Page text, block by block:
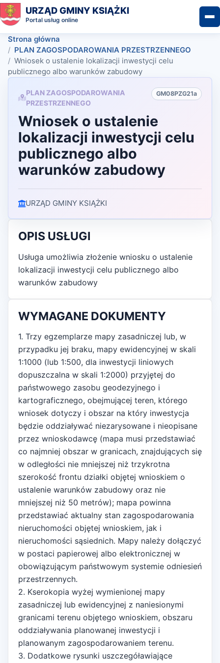
URZĄD GMINY KSIĄŻKI
Portal usług online
Strona główna
PLAN ZAGOSPODAROWANIA PRZESTRZENNEGO
Wniosek o ustalenie lokalizacji inwestycji celu
publicznego albo warunków zabudowy
PLAN ZAGOSPODAROWANIA
PRZESTRZENNEGO
GM08PZG21a
Wniosek o ustalenie
lokalizacji inwestycji celu
publicznego albo
warunków zabudowy
URZĄD GMINY KSIĄŻKI
OPIS USŁUGI
Usługa umożliwia złożenie wniosku o ustalenie
lokalizacji inwestycji celu publicznego albo
warunków zabudowy
WYMAGANE DOKUMENTY
1. Trzy egzemplarze mapy zasadniczej lub, w
przypadku jej braku, mapy ewidencyjnej w skali
1:1000 (lub 1:500, dla inwestycji liniowych
dopuszczalna w skali 1:2000) przyjętej do
państwowego zasobu geodezyjnego i
kartograficznego, obejmującej teren, którego
wniosek dotyczy i obszar na który inwestycja
będzie oddziaływać niezarysowane i nieopisane
przez wnioskodawcę (mapa musi przedstawiać
co najmniej obszar w granicach, znajdujących się
w odległości nie mniejszej niż trzykrotna
szerokość frontu działki objętej wnioskiem o
ustalenie warunków zabudowy oraz nie
mniejszej niż 50 metrów); mapa powinna
przedstawiać aktualny stan zagospodarowania
nieruchomości objętej wnioskiem, jak i
nieruchomości sąsiednich. Mapy należy dołączyć
w postaci papierowej albo elektronicznej w
obowiązującym państwowym systemie odniesień
przestrzennych.
2. Kserokopia wyżej wymienionej mapy
zasadniczej lub ewidencyjnej z naniesionymi
granicami terenu objętego wnioskiem, obszaru
oddziaływania planowanej inwestycji i
planowanym zagospodarowaniem terenu.
3. Dodatkowe rysunki uszczegóławiające